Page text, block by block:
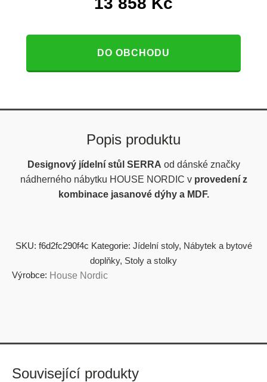
DO OBCHODU
Popis produktu
Designový jídelní stůl SERRA od dánské značky
nádherného nábytku HOUSE NORDIC v provedení z
kombinace jasanové dýhy a MDF.
SKU: f6d2fc290f4c Kategorie: Jídelní stoly, Nábytek a bytové
doplňky, Stoly a stolky
Výrobce: House Nordic
Související produkty